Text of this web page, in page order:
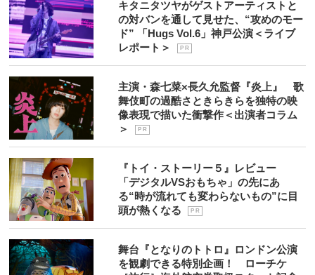
キタニタツヤがゲストアーティストと
の対バンを通して見せた、“攻めのモー
ド” 「Hugs Vol.6」神戸公演＜ライブ
レポート＞
P R
主演・森七菜×長久允監督『炎上』 歌
舞伎町の過酷さときらきらを独特の映
像表現で描いた衝撃作＜出演者コラム
＞
P R
『トイ・ストーリー５』レビュー
「デジタルVSおもちゃ」の先にあ
る“時が流れても変わらないもの”に目
頭が熱くなる
P R
舞台『となりのトトロ』ロンドン公演
を観劇できる特別企画！ ローチケ